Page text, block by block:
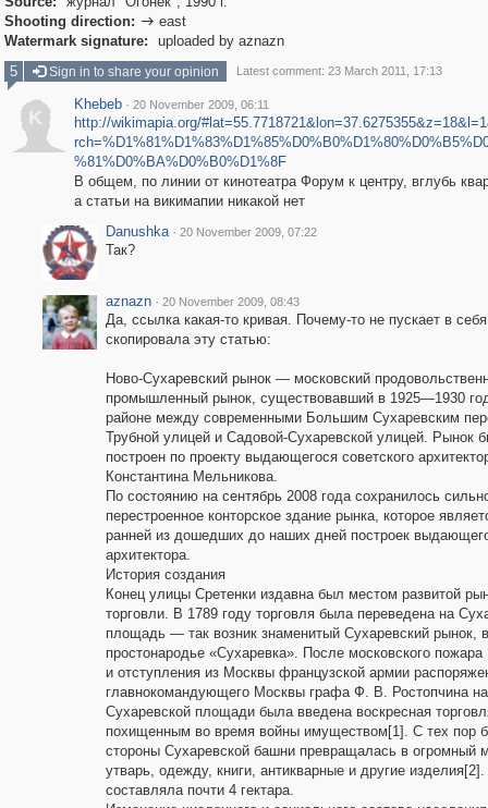
Shooting direction:  east
Watermark signature:
uploaded by aznazn
5
Sign in to share your opinion Latest comment: 23 March 2011, 17:13
K
Khebeb · 20 November 2009, 06:11
http://wikimapia.org/
%81%D0%BA%D0%B0%D1%8F
В общем, по линии от кинотеатра Форум к центру, вглубь
а статьи на викимапии никакой нет
Danushka · 20 November 2009, 07:22
Так?
aznazn · 20 November 2009, 08:43
Да, ссылка какая-то кривая. Почему-то не пускает в
скопировала эту статью:
Ново-Сухаревский рынок — московский
промышленный рынок, существовавший в 1925—1930
районе между современными Большим Сухаревским
Трубной улицей и Садовой-Сухаревской улицей. Рынок
построен по проекту выдающегося советского
Константина Мельникова.
По состоянию на сентябрь 2008 года сохранилось
перестроенное конторское здание рынка, которое
ранней из дошедших до наших дней построек
архитектора.
История создания
Конец улицы Сретенки издавна был местом развитой
торговли. В 1789 году торговля была переведена на
площадь — так возник знаменитый Сухаревский рынок, в
простонародье «Сухаревка». После московского пожара
и отступления из Москвы французской армии
главнокомандующего Москвы графа Ф. В. Ростопчина
Сухаревской площади была введена воскресная
похищенным во время войны имуществом[1]. С тех пор
стороны Сухаревской башни превращалась в огромный
утварь, одежду, книги, антикварные и другие
составляла почти 4 гектара.